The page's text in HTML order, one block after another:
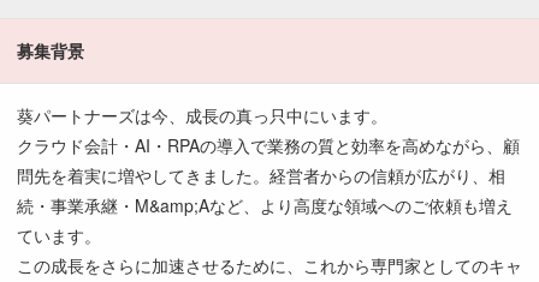
募集背景
葵パートナーズは今、成長の真っ只中にいます。
クラウド会計・AI・RPAの導入で業務の質と効率を高めながら、顧
問先を着実に増やしてきました。経営者からの信頼が広がり、相
続・事業承継・M&amp;Aなど、より高度な領域へのご依頼も増え
ています。
この成長をさらに加速させるために、これから専門家としてのキャ